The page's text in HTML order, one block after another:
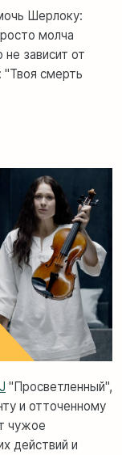
Шерлоку:
молча
зависит от
"Твоя смерть
"Просветленный",
и отточенному
чужое
действий и